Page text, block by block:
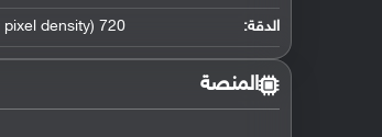
الدقة: 720 x 1280 pixels (~267 ppi pixel density)
المنصة